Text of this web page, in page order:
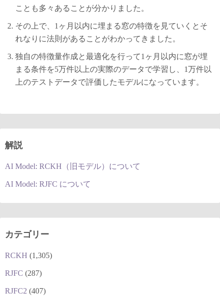
ことも多々あることが分かりました。
その上で、1ヶ月以内に埋まる窓の特徴を見ていくとそ
れなりに法則があることがわかってきました。
独自の特徴量作成と最適化を行って1ヶ月以内に窓が埋
まる条件を5万件以上の実際のデータで学習し、1万件以
上のテストデータで評価したモデルになっています。
解説
AI Model: RCKH（旧モデル）について
AI Model: RJFC について
カテゴリー
RCKH (1,305)
RJFC (287)
RJFC2 (407)